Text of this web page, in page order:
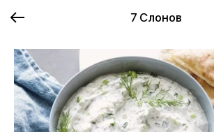
7 Слонов